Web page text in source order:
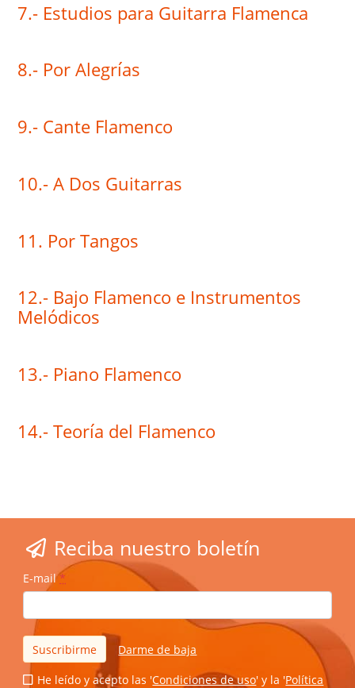
7.- Estudios para Guitarra Flamenca
8.- Por Alegrías
9.- Cante Flamenco
10.- A Dos Guitarras
11. Por Tangos
12.- Bajo Flamenco e Instrumentos
Melódicos
13.- Piano Flamenco
14.- Teoría del Flamenco
Reciba nuestro boletín
E-mail *
Suscribirme Darme de baja
He leído y acepto las 'Condiciones de uso' y la 'Política